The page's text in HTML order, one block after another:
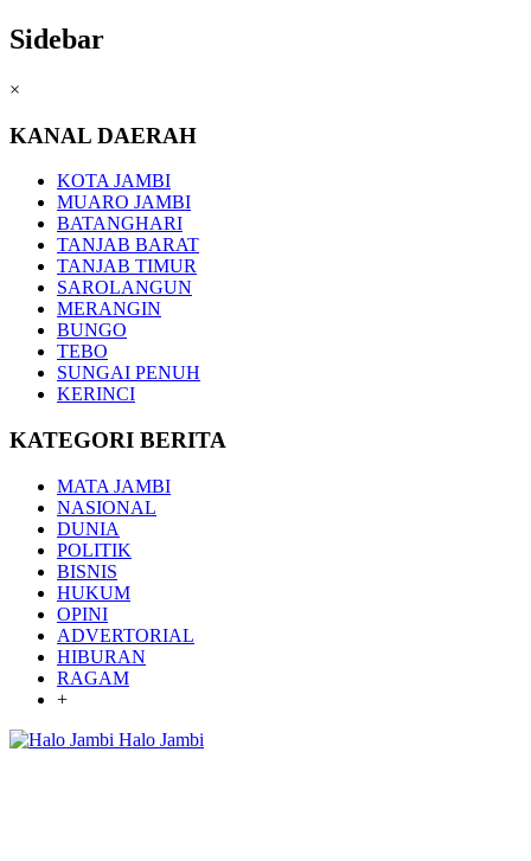
Sidebar
×
KANAL DAERAH
KOTA JAMBI
MUARO JAMBI
BATANGHARI
TANJAB BARAT
TANJAB TIMUR
SAROLANGUN
MERANGIN
BUNGO
TEBO
SUNGAI PENUH
KERINCI
KATEGORI BERITA
MATA JAMBI
NASIONAL
DUNIA
POLITIK
BISNIS
HUKUM
OPINI
ADVERTORIAL
HIBURAN
RAGAM
+
Halo Jambi